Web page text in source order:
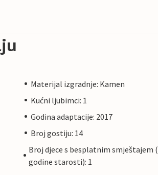
Materijal izgradnje: Kamen
Kućni ljubimci: 1
Godina adaptacije: 2017
Broj gostiju: 14
Broj djece s besplatnim smještajem
godine starosti): 1